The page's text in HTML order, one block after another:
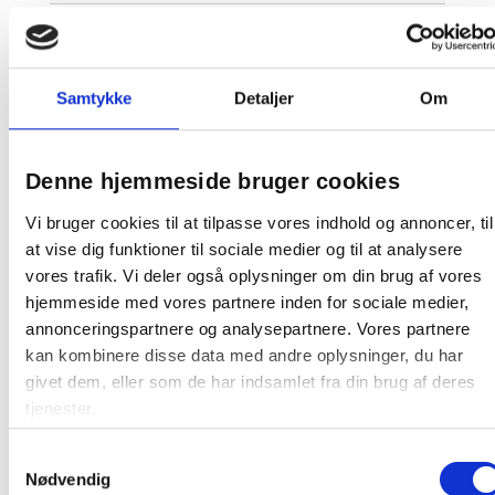
Samtykke Detaljer Om
Denne hjemmeside bruger cookies
Vi bruger cookies til at tilpasse vores indhold og annoncer, til
at vise dig funktioner til sociale medier og til at analysere
vores trafik. Vi deler også oplysninger om din brug af vores
hjemmeside med vores partnere inden for sociale medier,
annonceringspartnere og analysepartnere. Vores partnere
kan kombinere disse data med andre oplysninger, du har
givet dem, eller som de har indsamlet fra din brug af deres
tjenester.
Nødvendig
Den bliver først produceret, når den bestilles.
Derfor kan du ikke afbestille eller returnere den, så
snart vi har bekræftet bestillingen. Dette gælder
både for private og erhvervskunder.
At producere tavler på bestilling minimerer spild
på fabrikken samt et stort varelager. Da tavlen
skal produceres særligt til dig, tager det ca. 15-21
hverdage før varen kan leveres.
Relaterede produkter
Gratis fragt